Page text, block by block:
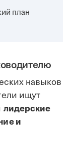
план
навыков
ищут
лидерские
и